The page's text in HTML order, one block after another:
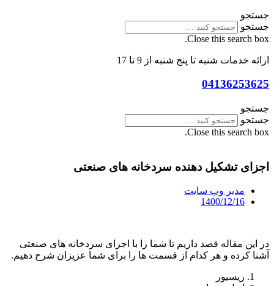
جستجو
جستجو
Close this search box.
ارائه خدمات شنبه تا پنج شنبه از 9 تا 17
04136253625
جستجو
جستجو
Close this search box.
اجزای تشکیل دهنده سردخانه های صنعتی
مدیر وب سایت
1400/12/16
در این مقاله قصد داریم تا شما را با اجزای سردخانه های صنعتی
آشنا کرده و هر کدام از قسمت ها را برای شما عزیزان شرح دهیم.
ریسیور